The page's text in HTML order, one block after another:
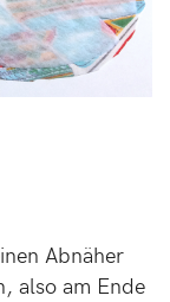
Abnäher
also am Ende